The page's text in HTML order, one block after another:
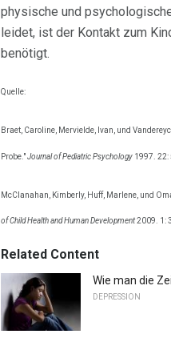
physische und
leidet, ist der Kontakt zum
benötigt.
Quelle:
Braet, Caroline, Mervielde, Ivan, und
Probe."Journal of Pediatric Psychology 1997. 22:
McClanahan, Kimberly, Huff, Marlene, und
of Child Health and Human Development2009. 1:
Related Content
Wie man die
DEPRESSION